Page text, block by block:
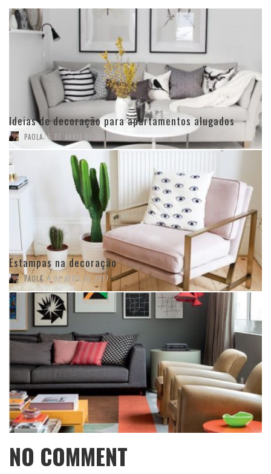
Ideias de decoração para apartamentos alugados
PAOLA, 6 DE ABRIL DE 2017
Estampas na decoração
PAOLA, 4 DE ABRIL DE 2017
NO COMMENT